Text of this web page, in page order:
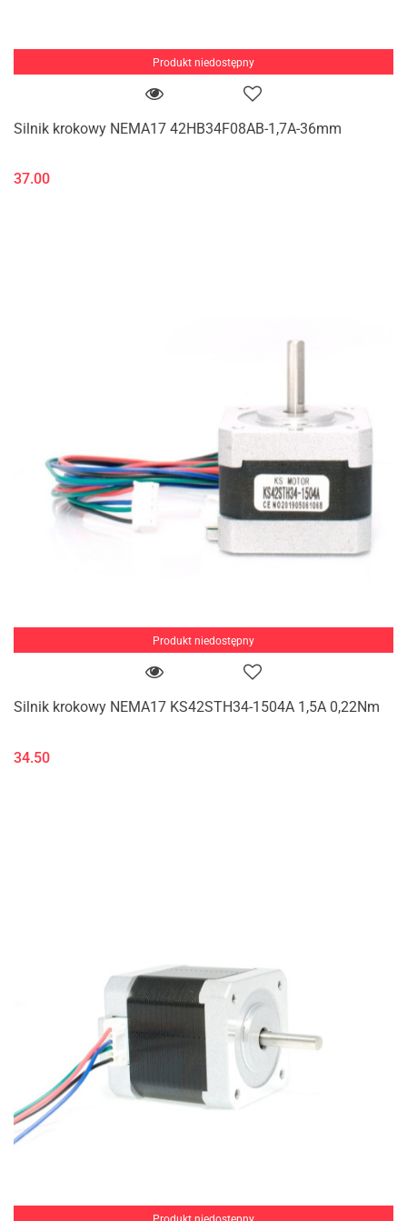
Produkt niedostępny
Silnik krokowy NEMA17 42HB34F08AB-1,7A-36mm
37.00
Produkt niedostępny
Silnik krokowy NEMA17 KS42STH34-1504A 1,5A 0,22Nm
34.50